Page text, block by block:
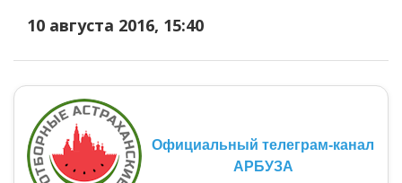
10 августа 2016, 15:40
Официальный телеграм-канал
АРБУЗА